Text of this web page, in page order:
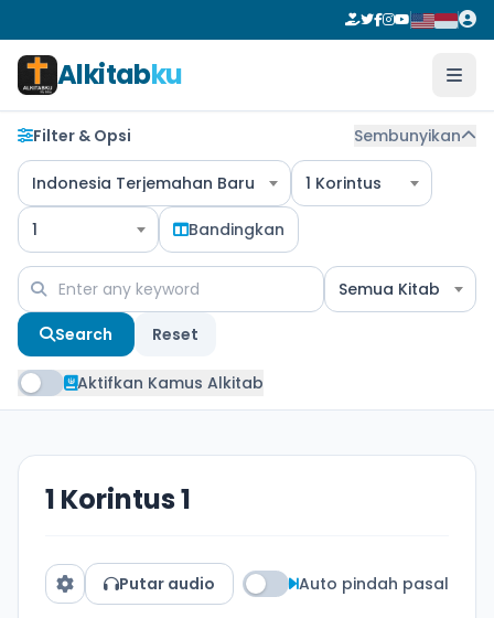
Alkitabku
Filter & Opsi Sembunyikan
Indonesia Terjemahan Baru 1 Korintus
1 Bandingkan
Semua Kitab
Search Reset
Aktifkan Kamus Alkitab
1 Korintus 1
Putar audio Auto pindah pasal